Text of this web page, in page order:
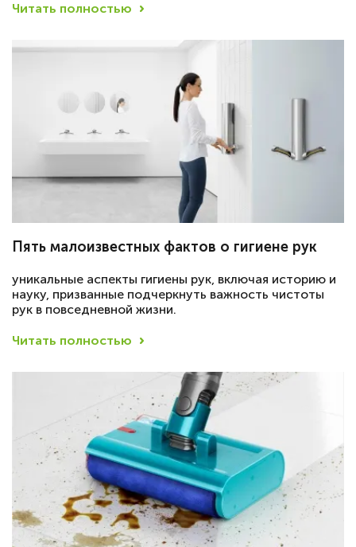
Читать полностью
Пять малоизвестных фактов о гигиене рук
уникальные аспекты гигиены рук, включая историю и
науку, призванные подчеркнуть важность чистоты
рук в повседневной жизни.
Читать полностью